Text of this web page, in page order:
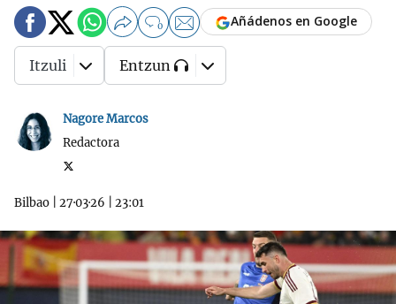
Nagore Marcos
Redactora
Bilbao 27·03·26 23:01
0 Añádenos en Google
Itzuli Entzun